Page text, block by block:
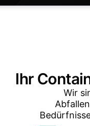
Ihr
Wir